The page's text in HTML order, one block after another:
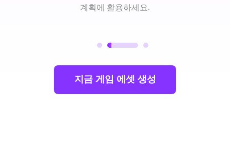
계획에 활용하세요.
지금 게임 에셋 생성